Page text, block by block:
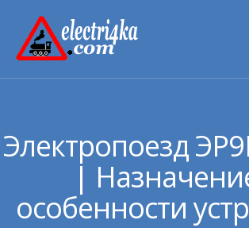
Электропоезд
|
особенности